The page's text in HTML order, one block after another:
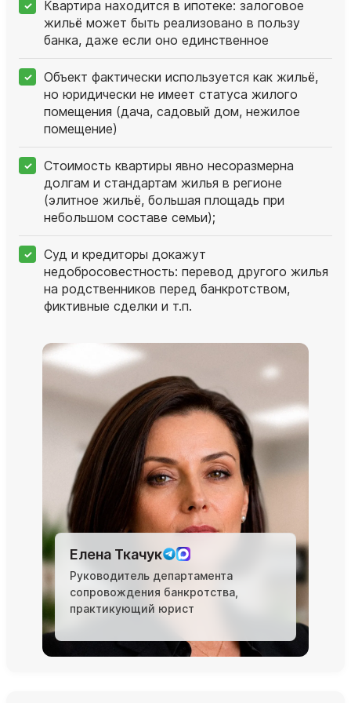
Квартира находится в ипотеке: залоговое
жильё может быть реализовано в пользу
банка, даже если оно единственное
Объект фактически используется как жильё,
но юридически не имеет статуса жилого
помещения (дача, садовый дом, нежилое
помещение)
Стоимость квартиры явно несоразмерна
долгам и стандартам жилья в регионе
(элитное жильё, большая площадь при
небольшом составе семьи);
Суд и кредиторы докажут
недобросовестность: перевод другого жилья
на родственников перед банкротством,
фиктивные сделки и т.п.
Елена Ткачук
Руководитель департамента
сопровождения банкротства,
практикующий юрист